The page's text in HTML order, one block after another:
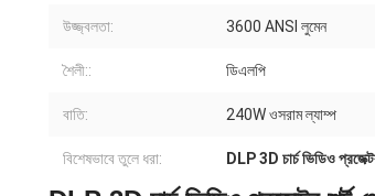
উজ্জ্বলতা: 3600 ANSI লুমেন
শৈলী:: ডিএলপি
বাতি: 240W ওসরাম ল্যাম্প
বিশেষভাবে তুলে ধরা: DLP 3D চার্চ ভিডিও